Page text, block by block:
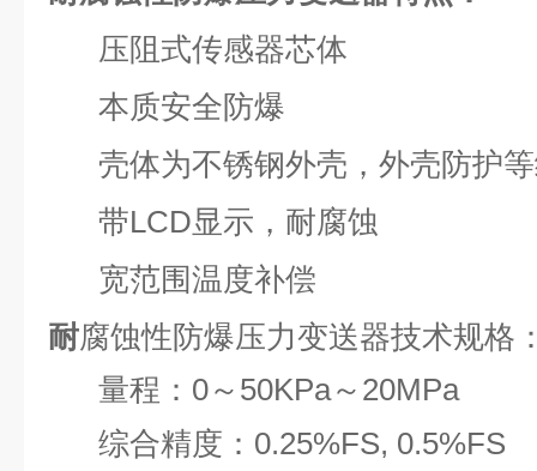
压阻式传感器芯体
本质安全防爆
壳体为不锈钢外壳，外壳防护等
带LCD显示，耐腐蚀
宽范围温度补偿
耐腐蚀性防爆压力变送器技术规格
量程： 0～50KPa～20MPa
综合精度：0.25%FS, 0.5%FS